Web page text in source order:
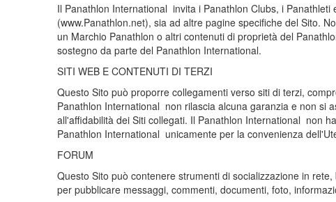
Il Panathlon International invita i Panathlon Clubs, i
(www.Panathlon.net), sia ad altre pagine specifiche del Sito.
un Marchio Panathlon o altri contenuti di proprietà del
sostegno da parte del Panathlon International.
SITI WEB E CONTENUTI DI TERZI
Questo Sito può proporre collegamenti verso siti di terzi,
Panathlon International non rilascia alcuna garanzia e non si
all'affidabilità dei Siti collegati. Il Panathlon International non
Panathlon International unicamente per la convenienza
FORUM
Questo Sito può contenere strumenti di socializzazione in
per pubblicare messaggi, commenti, documenti, foto,